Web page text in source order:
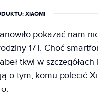
: XIAOMI
pokazać nam
17T. Choć
tkwi w szczegółach
o tym, komu polecić